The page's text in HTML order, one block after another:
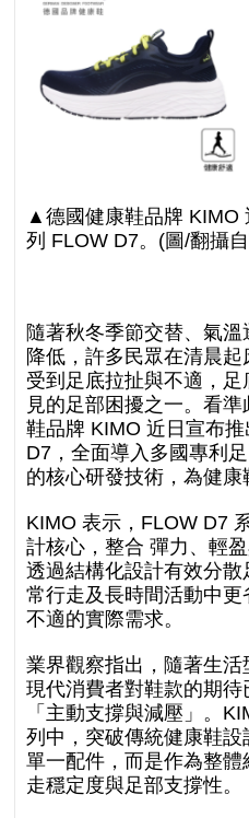
▲德國健康鞋品牌 KIMO
列 FLOW D7。 (圖/翻攝
隨著秋冬季節交替、氣
降低，許多民眾在清晨
受到足底拉扯與不適，
見的足部困擾之一。看
鞋品牌 KIMO 近日宣布
D7，全面導入多國專利
的核心研發技術，為健康
KIMO 表示，FLOW D7
計核心，整合 彈力、輕
透過結構化設計有效分
常行走及長時間活動中
不適的實際需求。
業界觀察指出，隨著生活
現代消費者對鞋款的期
「主動支撐與減壓」。
列中，突破傳統健康鞋
單一配件，而是作為整
走穩定度與足部支撐性。